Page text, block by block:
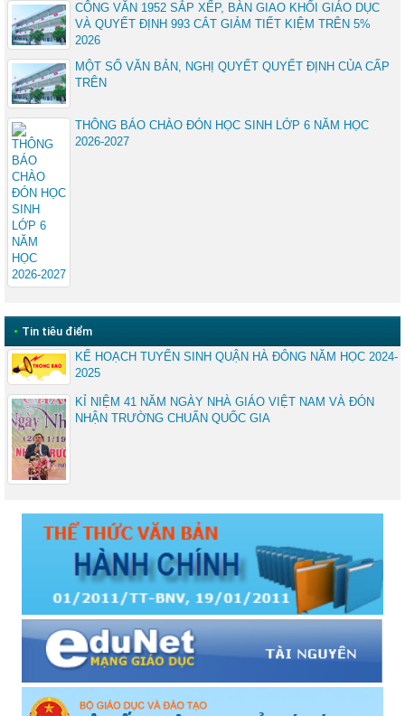
CÔNG VĂN 1952 SẮP XẾP, BÀN GIAO KHỐI GIÁO DỤC
VÀ QUYẾT ĐỊNH 993 CẮT GIẢM TIẾT KIỆM TRÊN 5%
2026
MỘT SỐ VĂN BẢN, NGHỊ QUYẾT QUYẾT ĐỊNH CỦA CẤP
TRÊN
THÔNG BÁO CHÀO ĐÓN HỌC SINH LỚP 6 NĂM HỌC
2026-2027
• Tin tiêu điểm
KẾ HOẠCH TUYỂN SINH QUẬN HÀ ĐÔNG NĂM HỌC 2024-
2025
KỈ NIỆM 41 NĂM NGÀY NHÀ GIÁO VIỆT NAM VÀ ĐÓN
NHẬN TRƯỜNG CHUẨN QUỐC GIA